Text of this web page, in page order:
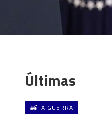
Últimas
A GUERRA